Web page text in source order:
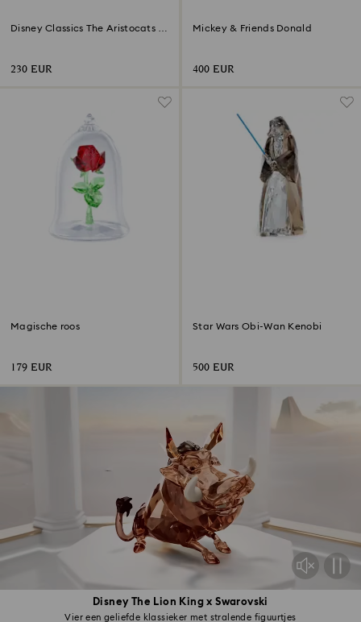
Disney The Lion King x Swarovski
Vier een geliefde klassieker met stralende figuurtjes
Disney Classics The Aristocats -
230 EUR
Mickey & Friends Donald
400 EUR
Magische roos
179 EUR
Star Wars Obi-Wan Kenobi
500 EUR